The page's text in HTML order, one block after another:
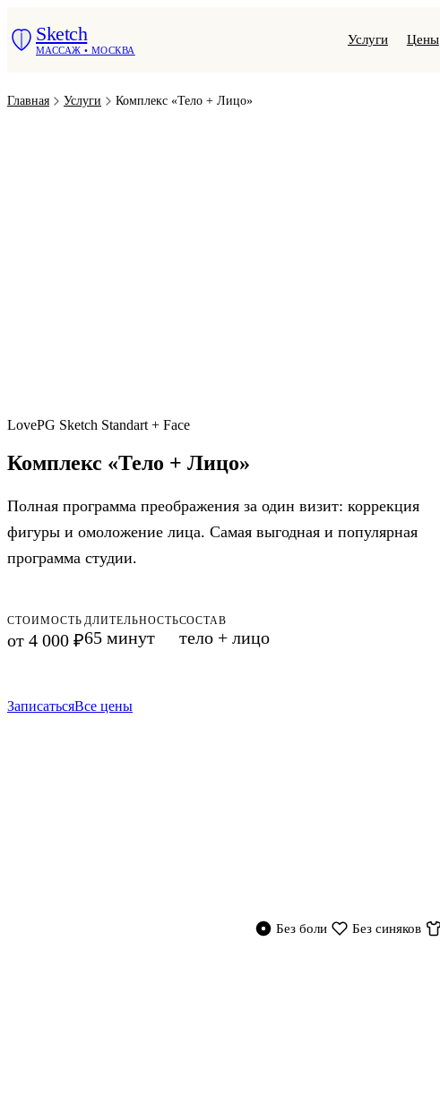
Sketch
МАССАЖ • МОСКВА
Услуги Цены
Главная Услуги Комплекс «Тело + Лицо»
LovePG Sketch Standart + Face
Комплекс «Тело + Лицо»
Полная программа преображения за один визит: коррекция
фигуры и омоложение лица. Самая выгодная и популярная
программа студии.
СТОИМОСТЬ
от 4 000 ₽
ДЛИТЕЛЬНОСТЬ
65 минут
СОСТАВ
тело + лицо
ЗаписатьсяВсе цены
Без боли Без синяков